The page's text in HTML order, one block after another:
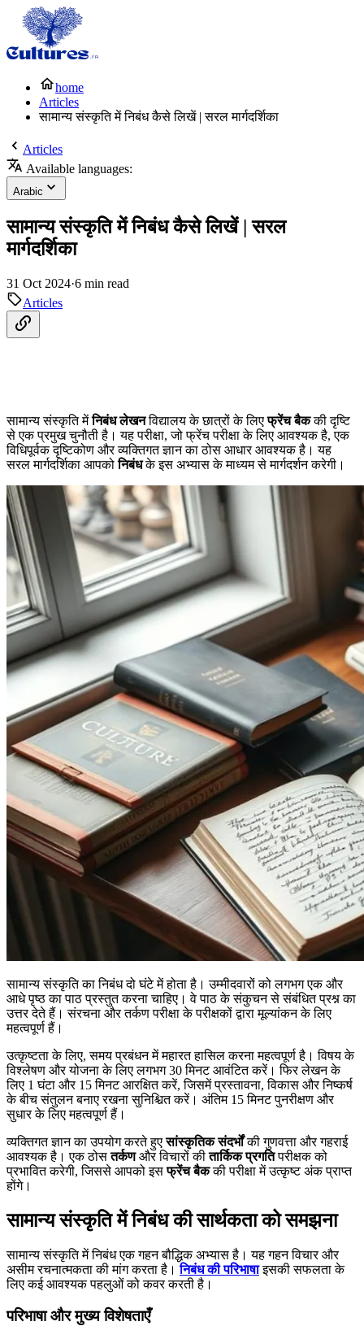
home
Articles
सामान्य संस्कृति में निबंध कैसे लिखें | सरल मार्गदर्शिका
Articles
Available languages:
Arabic
सामान्य संस्कृति में निबंध कैसे लिखें | सरल
मार्गदर्शिका
31 Oct 2024·6 min read
Articles
सामान्य संस्कृति मेंनिबंध लेखनविद्यालय के छात्रों के लिएफ्रेंच बैककी दृष्टि
से एक प्रमुख चुनौती है। यह परीक्षा, जो फ्रेंच परीक्षा के लिए आवश्यक है, एक
विधिपूर्वक दृष्टिकोण और व्यक्तिगत ज्ञान का ठोस आधार आवश्यक है। यह
सरल मार्गदर्शिका आपकोनिबंधके इस अभ्यास के माध्यम से मार्गदर्शन करेगी।
सामान्य संस्कृति का निबंध दो घंटे में होता है। उम्मीदवारों को लगभग एक और
आधे पृष्ठ का पाठ प्रस्तुत करना चाहिए। वे पाठ के संकुचन से संबंधित प्रश्न का
उत्तर देते हैं। संरचना और तर्कण परीक्षा के परीक्षकों द्वारा मूल्यांकन के लिए
महत्वपूर्ण हैं।
उत्कृष्टता के लिए, समय प्रबंधन में महारत हासिल करना महत्वपूर्ण है। विषय के
विश्लेषण और योजना के लिए लगभग 30 मिनट आवंटित करें। फिर लेखन के
लिए 1 घंटा और 15 मिनट आरक्षित करें, जिसमें प्रस्तावना, विकास और निष्कर्ष
के बीच संतुलन बनाए रखना सुनिश्चित करें। अंतिम 15 मिनट पुनरीक्षण और
सुधार के लिए महत्वपूर्ण हैं।
व्यक्तिगत ज्ञान का उपयोग करते हुएसांस्कृतिक संदर्भोंकी गुणवत्ता और गहराई
आवश्यक है। एक ठोसतर्कणऔर विचारों कीतार्किक प्रगतिपरीक्षक को
प्रभावित करेगी, जिससे आपको इसफ्रेंच बैककी परीक्षा में उत्कृष्ट अंक प्राप्त
होंगे।
सामान्य संस्कृति में निबंध की सार्थकता को समझना
सामान्य संस्कृति में निबंध एक गहन बौद्धिक अभ्यास है। यह गहन विचार और
असीम रचनात्मकता की मांग करता है।निबंध की परिभाषाइसकी सफलता के
लिए कई आवश्यक पहलुओं को कवर करती है।
परिभाषा और मुख्य विशेषताएँ